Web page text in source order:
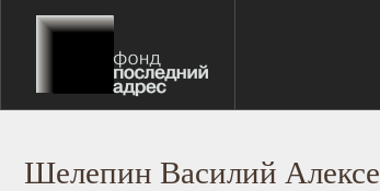
Шелепин Василий